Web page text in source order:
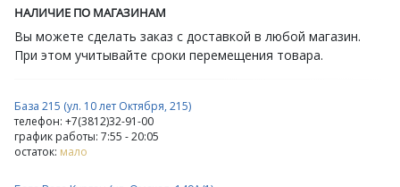
НАЛИЧИЕ ПО МАГАЗИНАМ
Вы можете сделать заказ с доставкой в любой магазин.
При этом учитывайте сроки перемещения товара.
База 215 (ул. 10 лет Октября, 215)
телефон: +7(3812)32-91-00
график работы: 7:55 - 20:05
остаток: мало